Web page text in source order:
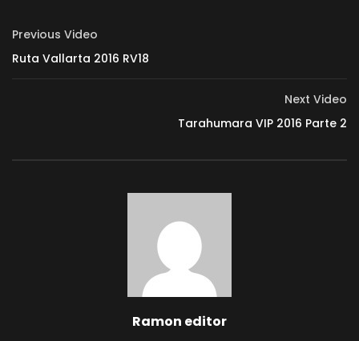
Previous Video
Ruta Vallarta 2016 RV18
Next Video
Tarahumara VIP 2016 Parte 2
Ramon editor